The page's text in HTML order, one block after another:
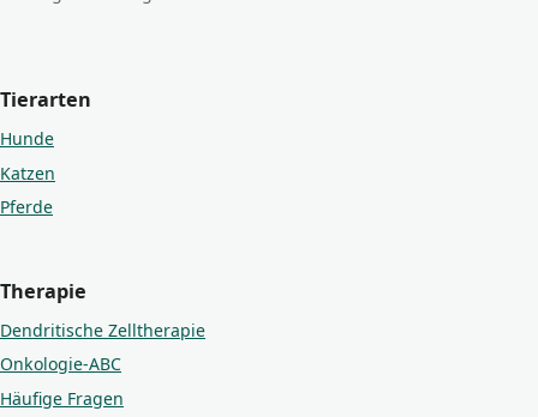
Tierarten
Hunde
Katzen
Pferde
Therapie
Dendritische Zelltherapie
Onkologie-ABC
Häufige Fragen